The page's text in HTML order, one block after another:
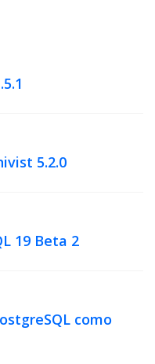
5.2.0
19 Beta 2
como